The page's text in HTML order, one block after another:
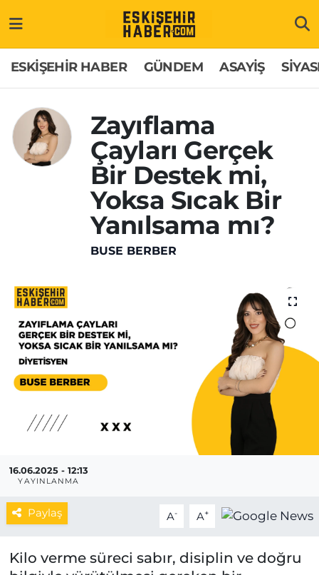
ESKİŞEHİR HABER GÜNDEM ASAYİŞ
Zayıflama
Çayları Gerçek
Bir Destek mi,
Yoksa Sıcak Bir
Yanılsama mı?
BUSE BERBER
16.06.2025 - 12:13
YAYINLANMA
Paylaş A- A+
Kilo verme süreci sabır, disiplin ve doğru
GÜNDEM
ASAYİŞ
SİYASET
EKONOMİ
SPOR
MAGAZİN
ESKİŞEHİRSPOR
Hakkımızda
İletişim
Künye
Odunpazarı Trafik Yoğunluk Haritası
Süper Lig Puan Durumu ve Fikstür
Tüm Manşetler
Son Dakika Haberleri
Haber Arşivi